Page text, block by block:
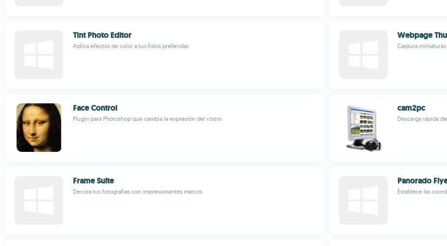
Tint Photo Editor
Aplica efectos de color a tus fotos preferidas
Webpage
Captura
Face Control
Plugin para Photoshop que cambia la expresión del rostro
cam2pc
Descarga rápida
Frame Suite
Decora tus fotografías con impresionantes marcos
Panorado
Establece las